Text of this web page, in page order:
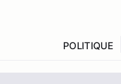
POLITIQUE